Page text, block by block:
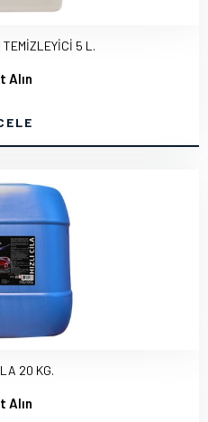
5 L.
Alın
20 KG.
Alın